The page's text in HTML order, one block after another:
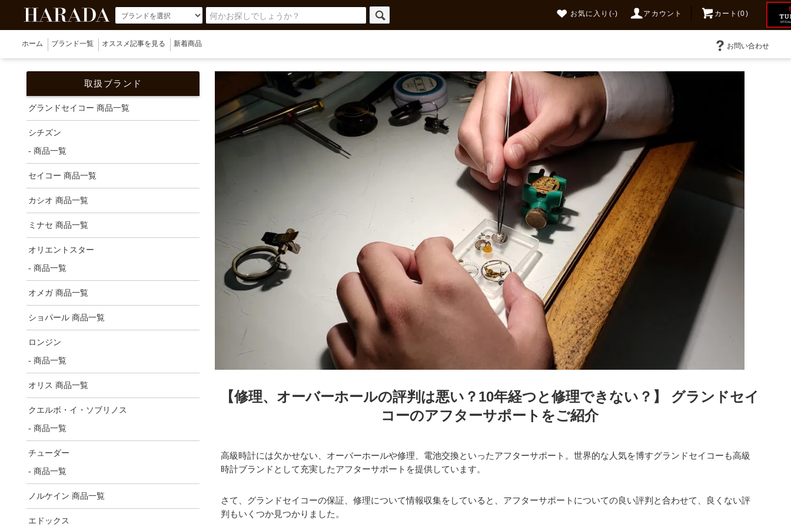
お気に入り (-) アカウント カート(0)
ホーム ブランド一覧 オススメ記事を見る 新着商品 お問い合わせ
【修理、オーバーホールの評判は悪い？10年経つと修理できない？】
グランドセイ
コーのアフターサポートをご紹介
高級時計には欠かせない、オーバーホールや修理、電池交換といったアフターサポート。世界的な人気を博すグランドセイコーも高級
時計ブランドとして充実したアフターサポートを提供しています。
さて、グランドセイコーの保証、修理について情報収集をしていると、アフターサポートについての良い評判と合わせて、良くない評
判もいくつか見つかりました。
取扱ブランド
グランドセイコー 商品一覧
シチズン
- 商品一覧
セイコー 商品一覧
カシオ 商品一覧
ミナセ 商品一覧
オリエントスター
- 商品一覧
オメガ 商品一覧
ショパール 商品一覧
ロンジン
- 商品一覧
オリス 商品一覧
クエルボ・イ・ソブリノス
- 商品一覧
チューダー
- 商品一覧
ノルケイン 商品一覧
エドックス